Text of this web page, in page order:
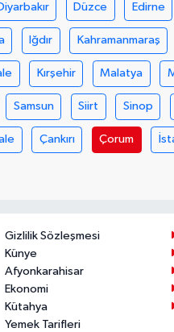
Düzce Edirne
Iğdır Kahramanmaraş
Kırşehir Malatya
Samsun Siirt Sinop
Çankırı Çorum
Gizlilik Sözleşmesi
Künye
Afyonkarahisar
Ekonomi
Kütahya
Yemek Tarifleri